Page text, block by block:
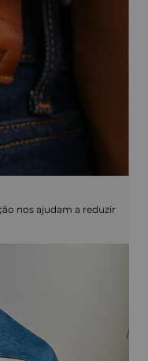
nos ajudam a reduzir